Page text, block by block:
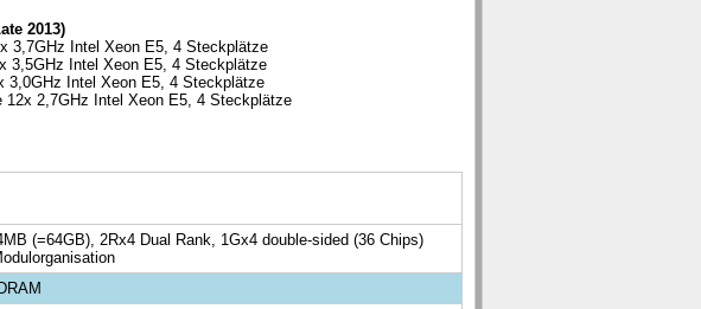
2013)
3,7GHz Intel Xeon E5, 4 Steckplätze
3,5GHz Intel Xeon E5, 4 Steckplätze
3,0GHz Intel Xeon E5, 4 Steckplätze
12x 2,7GHz Intel Xeon E5, 4 Steckplätze
(=64GB), 2Rx4 Dual Rank, 1Gx4 double-sided (36 Chips)